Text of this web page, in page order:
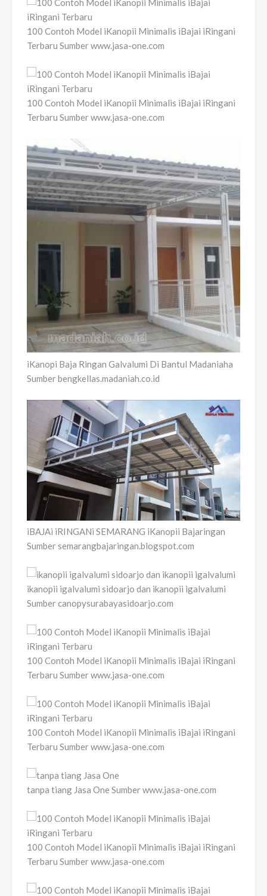
100 Contoh Model iKanopii Minimalis iBajai iRingani
Terbaru Sumber www.jasa-one.com
100 Contoh Model iKanopii Minimalis iBajai iRingani
Terbaru Sumber www.jasa-one.com
iKanopi Baja Ringan Galvalumi Di Bantul Madaniaha
Sumber bengkellas.madaniah.co.id
iBAJAi iRINGANi SEMARANG iKanopii Bajaringan
Sumber semarangbajaringan.blogspot.com
ikanopii igalvalumi sidoarjo dan ikanopii igalvalumi
Sumber canopysurabayasidoarjo.com
100 Contoh Model iKanopii Minimalis iBajai iRingani
Terbaru Sumber www.jasa-one.com
100 Contoh Model iKanopii Minimalis iBajai iRingani
Terbaru Sumber www.jasa-one.com
tanpa tiang Jasa One Sumber www.jasa-one.com
100 Contoh Model iKanopii Minimalis iBajai iRingani
Terbaru Sumber www.jasa-one.com